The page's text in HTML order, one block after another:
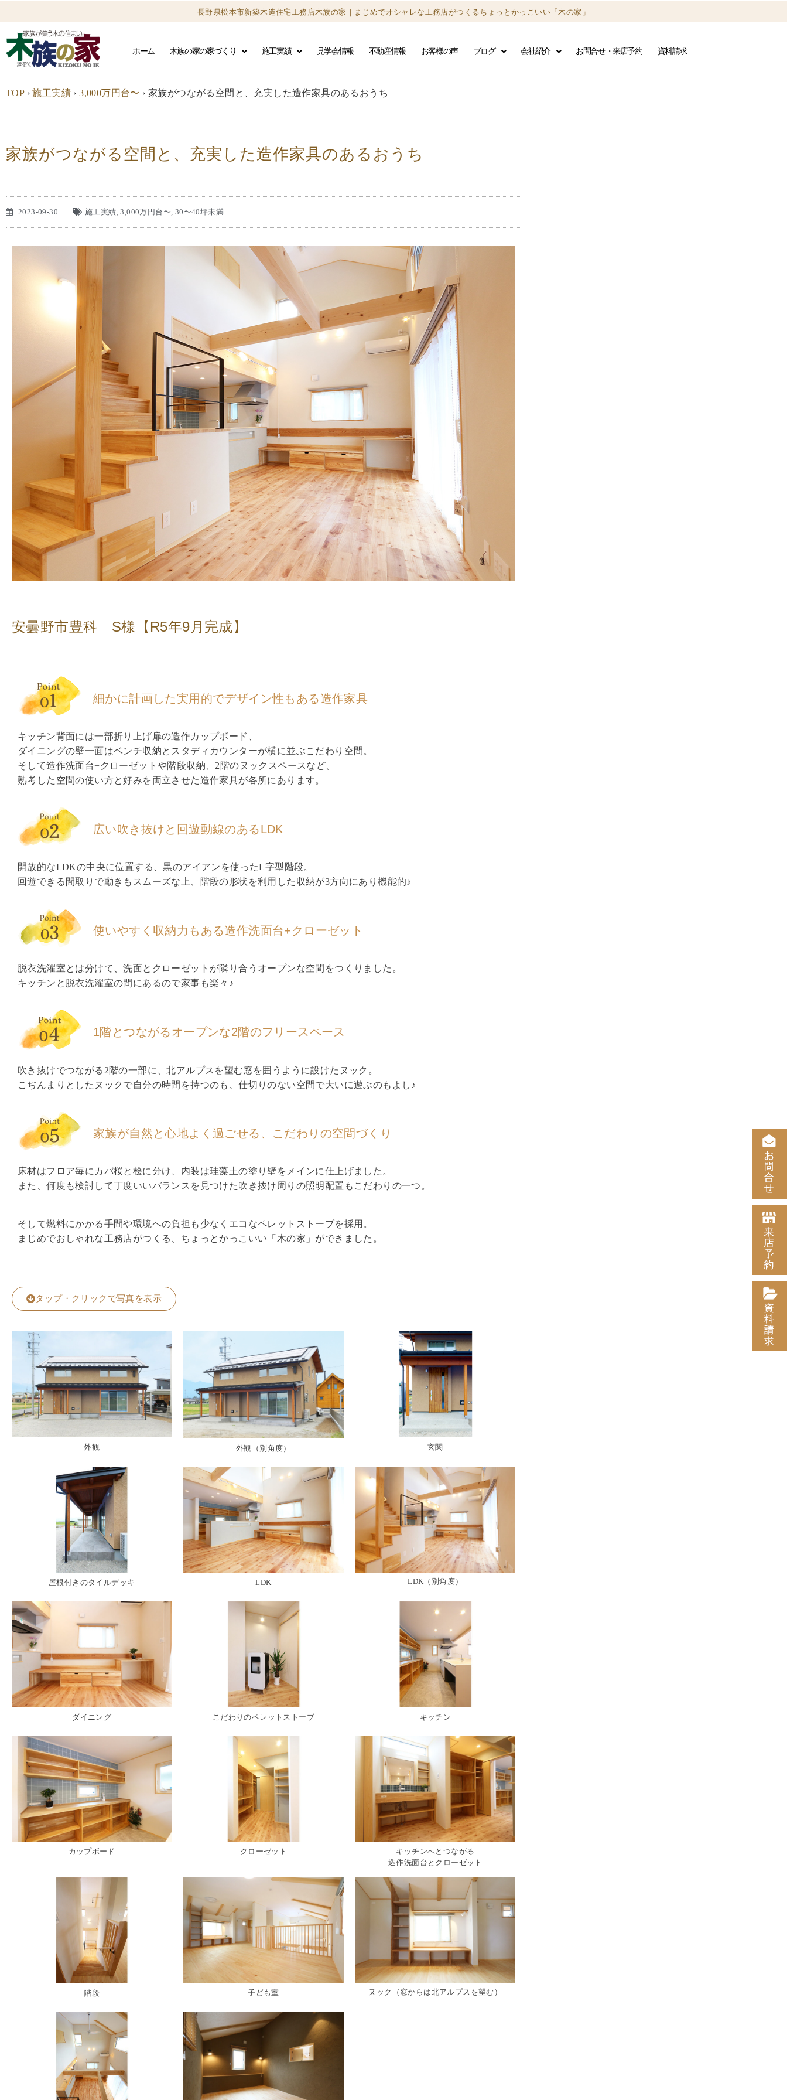
長野県松本市新築木造住宅工務店木族の家｜ まじめでオシャレな工務店がつくるちょっとかっこいい「木の家」
ホーム 木族の家の家づくり 施工実績 見学会情報 不動産情報 お客様の声 ブログ 会社紹介 お問合せ・来店予約 資料請求
TOP › 施工実績 › 3,000万円台〜 › 家族がつながる空間と、充実した造作家具のあるおうち
家族がつながる空間と、充実した造作家具のあるおうち
2023-09-30 施工実績 ,3,000万円台〜 30〜40坪未満
安曇野市豊科 S様 【R5年9月完成】
細かに計画した実用的でデザイン性もある造作家具
キッチン背面には一部折り上げ扉の造作カップボード、
ダイニングの壁一面はベンチ収納とスタディカウンターが横に並ぶこだわり空間。
そして造作洗面台+クローゼットや階段収納、2階のヌックスペースなど、
熟考した空間の使い方と好みを両立させた造作家具が各所にあります。
広い吹き抜けと 回遊動線のあるLDK
開放的なLDKの中央に位置する、黒のアイアンを使ったL字型階段。
回遊できる間取りで動きもスムーズな上、階段の形状を利用した収納が3方向にあり機能的♪
使いやすく収納力もある造作洗面台+クローゼット
脱衣洗濯室とは分けて、洗面とクローゼットが隣り合うオープンな空間をつくりました。
キッチンと脱衣洗濯室の間にあるので家事も楽々♪
1階とつながるオープンな2階のフリースペース
吹き抜けでつながる2階の一部に、北アルプスを望む窓を囲うように設けたヌック。
こぢんまりとしたヌックで自分の時間を持つのも、仕切りのない空間で大いに遊ぶのもよし♪
家族が自然と心地よく過ごせる、 こだわりの空間づくり
床材はフロア毎にカバ桜と桧に分け、内装は珪藻土の塗り壁をメインに仕上げました。
また、何度も検討して丁度いいバランスを見つけた吹き抜け周りの照明配置もこだわりの一つ。
そして燃料にかかる手間や環境への負担も少なくエコなペレットストーブを採用。
まじめでおしゃれな工務店がつくる、ちょっとかっこいい「木の家」ができました。
タップ・クリックで写真を表示
外観 外観（別角度） 玄関
屋根付きのタイルデッキ LDK LDK（別角度）
ダイニング こだわりのペレットストーブ キッチン
カップボード クローゼット
キッチンへとつながる
造作洗面台とクローゼット
階段 子ども室 ヌック（窓からは北アルプスを望む）